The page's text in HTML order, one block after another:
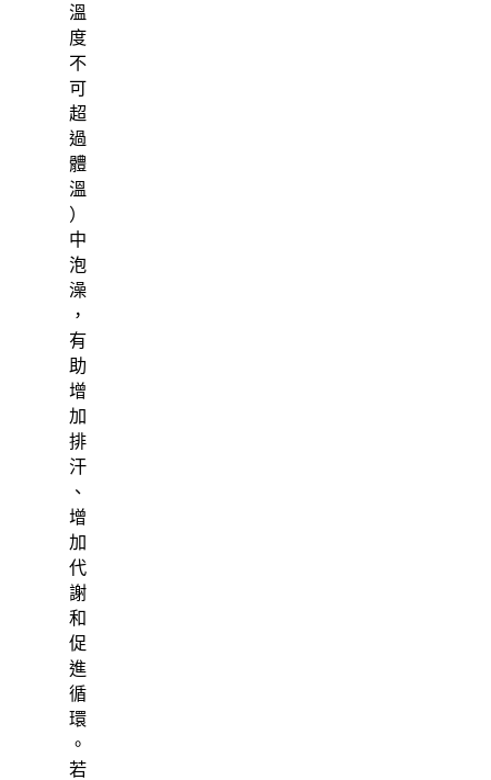
溫
度
不
可
超
過
體
溫
）
中
泡
澡
，
有
助
增
加
排
汗
、
增
加
代
謝
和
促
進
循
環
。
若